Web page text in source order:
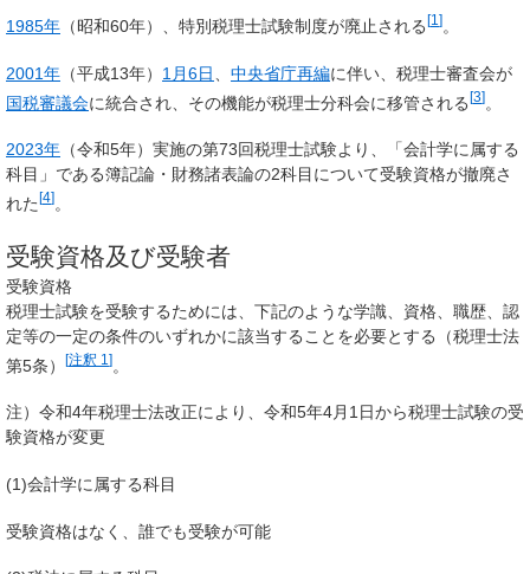
1985年 （昭和60年）、特別税理士試験制度が廃止される [1 ] 。
2001年 （平成13年） 1月6日 中央省庁再編に伴い、税理士審査会が
国税審議会に統合され、その機能が税理士分科会に移管される[3]
2023年 （令和5年）実施の第73回税理士試験より、「会計学に属する
科目」である簿記論・財務諸表論の2科目について受験資格が撤廃さ
れた[4]。
受験資格及び受験者
受験資格
税理士試験を受験するためには、下記のような学識、資格、職歴、認
定等の一定の条件のいずれかに該当することを必要とする（税理士法
第5条）
[注釈 1 ] 。
注）令和4年税理士法改正により、令和5年4月1日から税理士試験の受
験資格が変更
(1)会計学に属する科目
受験資格はなく、誰でも受験が可能